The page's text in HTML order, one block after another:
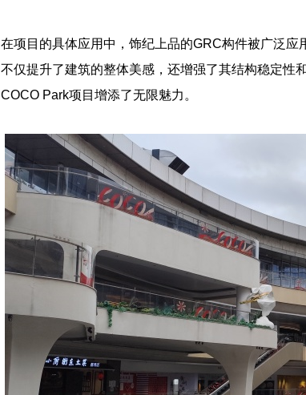
在项目的具体应用中，饰纪上品的GRC构件被广泛应
不仅提升了建筑的整体美感，还增强了其结构稳定性
COCO Park项目增添了无限魅力。